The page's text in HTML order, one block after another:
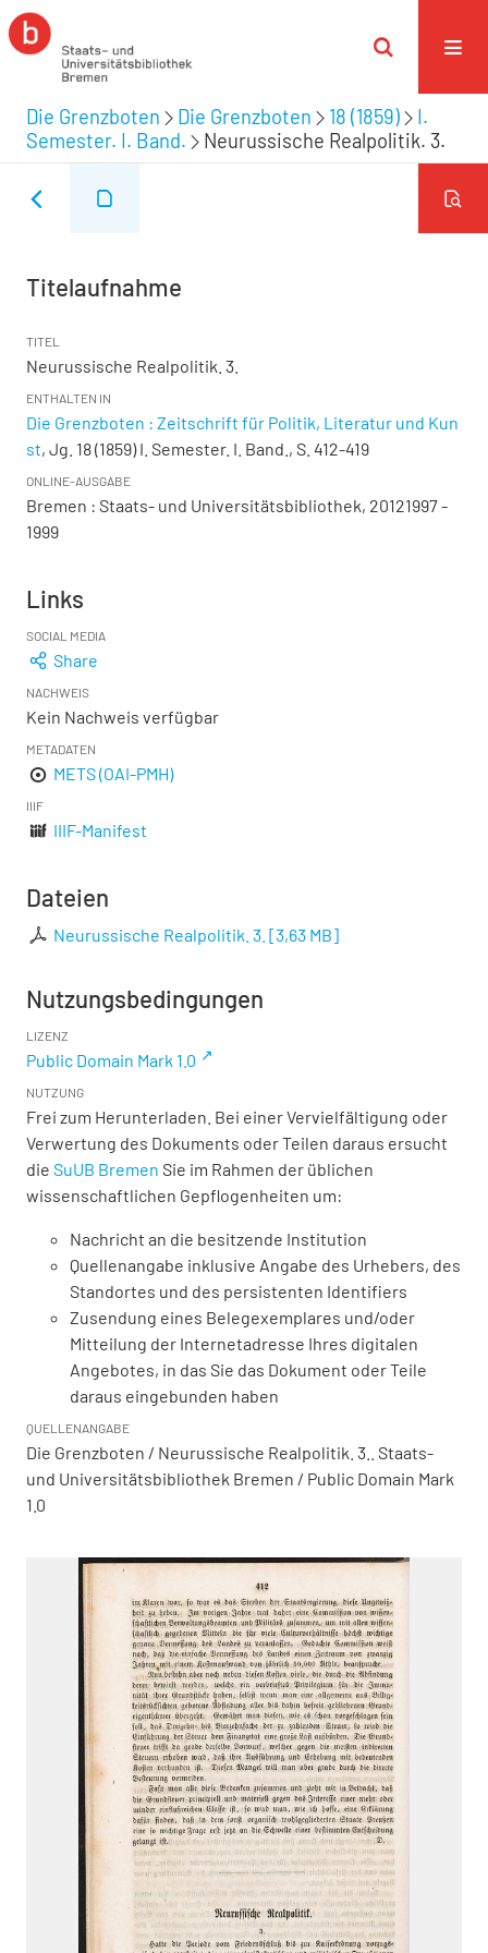
Die Grenzboten Die Grenzboten 18 (1859)
I.
Semester. I. Band.
Neurussische Realpolitik. 3.
Titelaufnahme
TITEL
Neurussische Realpolitik. 3.
ENTHALTEN IN
Die Grenzboten : Zeitschrift für Politik, Literatur und Kun
st, Jg. 18 (1859) I. Semester. I. Band., S. 412-419
ONLINE-AUSGABE
Bremen : Staats- und Universitätsbibliothek, 20121997 -
1999
Links
SOCIAL MEDIA
Share
NACHWEIS
Kein Nachweis verfügbar
METADATEN
METS (OAI-PMH)
IIIF
IIIF-Manifest
Dateien
Neurussische Realpolitik. 3. [3,63 MB]
Nutzungsbedingungen
LIZENZ
Public Domain Mark 1.0
NUTZUNG
Frei zum Herunterladen. Bei einer Vervielfältigung oder
Verwertung des Dokuments oder Teilen daraus ersucht
die SuUB Bremen Sie im Rahmen der üblichen
wissenschaftlichen Gepflogenheiten um:
Nachricht an die besitzende Institution
Quellenangabe inklusive Angabe des Urhebers, des
Standortes und des persistenten Identifiers
Zusendung eines Belegexemplares und/oder
Mitteilung der Internetadresse Ihres digitalen
Angebotes, in das Sie das Dokument oder Teile
daraus eingebunden haben
QUELLENANGABE
Die Grenzboten / Neurussische Realpolitik. 3.. Staats-
und Universitätsbibliothek Bremen / Public Domain Mark
1.0